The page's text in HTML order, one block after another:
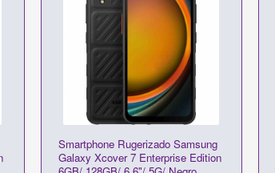
Smartphone Rugerizado Samsung
Galaxy Xcover 7 Enterprise Edition